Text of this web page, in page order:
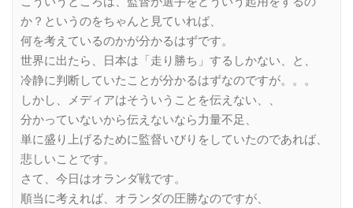
か？というのをちゃんと見ていれば、
何を考えているのかが分かるはずです。
世界に出たら、日本は「走り勝ち」するしかない、と、
冷静に判断していたことが分かるはずなのですが。。。
しかし、メディアはそういうことを伝えない、、
分かっていないから伝えないなら力量不足、
単に盛り上げるために監督いびりをしていたのであれば、
悲しいことです。
さて、今日はオランダ戦です。
順当に考えれば、オランダの圧勝なのですが、